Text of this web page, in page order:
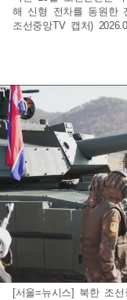
해 신형 전차를 동원한
조선중앙TV 캡처)
[서울=뉴시스] 북한 조